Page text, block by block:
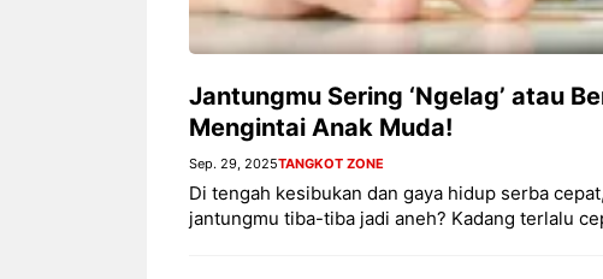
Jantungmu Sering ‘Ngelag’ atau
Mengintai Anak Muda!
Sep. 29, 2025TANGKOT ZONE
Di tengah kesibukan dan gaya hidup serba
jantungmu tiba-tiba jadi aneh? Kadang terlalu